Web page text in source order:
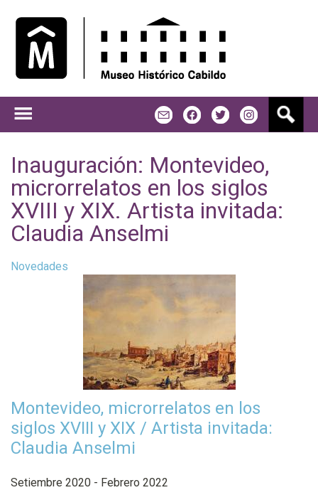
Inauguración: Montevideo,
microrrelatos en los siglos
XVIII y XIX. Artista invitada:
Claudia Anselmi
Novedades
Montevideo, microrrelatos en los
siglos XVIII y XIX / Artista invitada:
Claudia Anselmi
Setiembre 2020 - Febrero 2022
s